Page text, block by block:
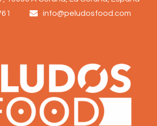
info@peludosfood.com